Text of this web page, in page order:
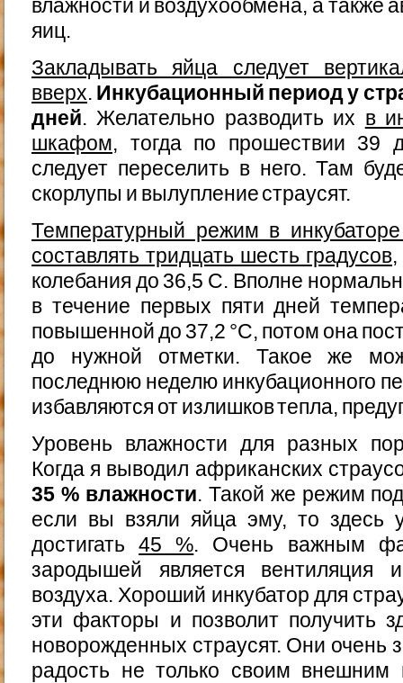
влажности и воздухообмена, а также
яиц.
Закладывать яйца следует
вверх. Инкубационный период у
дней. Желательно разводить их в
шкафом, тогда по прошествии 39
следует переселить в него. Там
скорлупы и вылупление страусят.
Температурный режим в
составлять тридцать шесть градусов
колебания до 36,5 С. Вполне
в течение первых пяти дней
повышенной до 37,2 °С, потом она
до нужной отметки. Такое же
последнюю неделю инкубационного
избавляются от излишков тепла,
Уровень влажности для разных
Когда я выводил африканских
35 % влажности. Такой же режим
если вы взяли яйца эму, то здесь
достигать45 %. Очень важным
зародышей является вентиляция
воздуха. Хороший инкубатор для
эти факторы и позволит получить
новорожденных страусят. Они очень
радость не только своим